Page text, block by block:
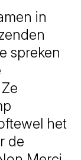
in
spreken
het
de